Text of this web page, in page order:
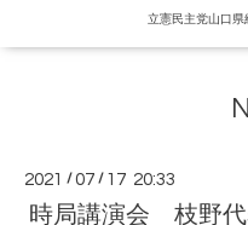
立憲民主党山口県
2021 /07 / 17 20:33
時局講演会 枝野代